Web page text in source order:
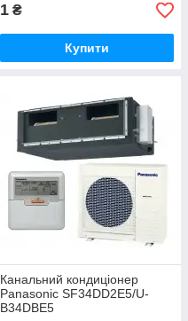
1 ₴
Купити
Канальний кондиціонер
Panasonic SF34DD2E5/U-
B34DBE5